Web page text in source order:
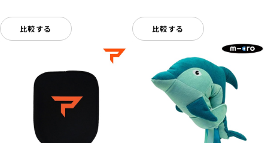
比較する 比較する